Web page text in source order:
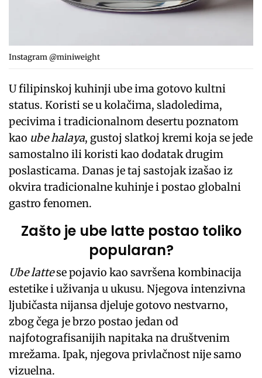
Instagram @miniweight
U filipinskoj kuhinji ube ima gotovo kultni
status. Koristi se u kolačima, sladoledima,
pecivima i tradicionalnom desertu poznatom
kao ube halaya, gustoj slatkoj kremi koja se jede
samostalno ili koristi kao dodatak drugim
poslasticama. Danas je taj sastojak izašao iz
okvira tradicionalne kuhinje i postao globalni
gastro fenomen.
Zašto je ube latte postao toliko
popularan?
Ube lattese pojavio kao savršena kombinacija
estetike i uživanja u ukusu. Njegova intenzivna
ljubičasta nijansa djeluje gotovo nestvarno,
zbog čega je brzo postao jedan od
najfotografisanijih napitaka na društvenim
mrežama. Ipak, njegova privlačnost nije samo
vizuelna.